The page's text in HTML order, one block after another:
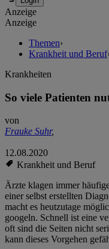
Anzeige
Anzeige
Themen›
Krankheit und Beruf
Krankheiten
So viele Patienten
von
Frauke Suhr,
12.08.2020
Krankheit und Beruf
Ärzte klagen immer
einer selbst erstellten
macht es heutzutage
googeln. Schnell ist eine
oft sind die Seiten nicht
kann dieses Vorgehen